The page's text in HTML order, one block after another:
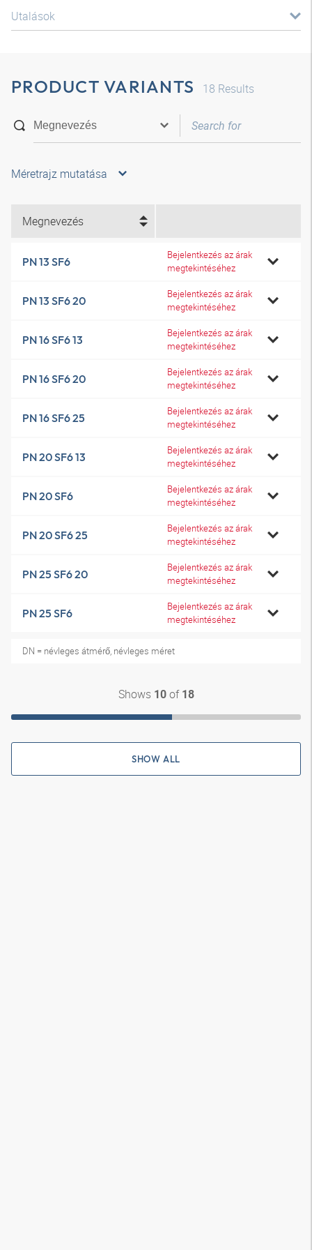
Utalások
PRODUCT VARIANTS 18 Results
Méretrajz mutatása
Megnevezés
PN 13 SF6
Bejelentkezés az árak
megtekintéséhez
PN 13 SF6 20
Bejelentkezés az árak
megtekintéséhez
PN 16 SF6 13
Bejelentkezés az árak
megtekintéséhez
PN 16 SF6 20
Bejelentkezés az árak
megtekintéséhez
PN 16 SF6 25
Bejelentkezés az árak
megtekintéséhez
PN 20 SF6 13
Bejelentkezés az árak
megtekintéséhez
PN 20 SF6
Bejelentkezés az árak
megtekintéséhez
PN 20 SF6 25
Bejelentkezés az árak
megtekintéséhez
PN 25 SF6 20
Bejelentkezés az árak
megtekintéséhez
PN 25 SF6
Bejelentkezés az árak
megtekintéséhez
DN = névleges átmérő, névleges méret
Shows 10of 18
SHOW ALL